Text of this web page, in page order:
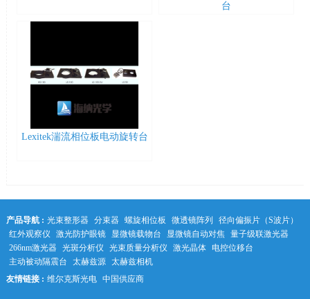
台
Lexitek湍流相位板电动旋转台
产品导航 : 光束整形器 分束器 螺旋相位板 微透镜阵列
径向偏振片（S波片）
红外观察仪
激光防护眼镜 显微镜载物台 显微镜自动对焦 量子级联激光器
266nm激光器 光斑分析仪 光束质量分析仪 激光晶体
电控位移台
主动被动隔震台
太赫兹源 太赫兹相机
友情链接 : 维尔克斯光电 中国供应商